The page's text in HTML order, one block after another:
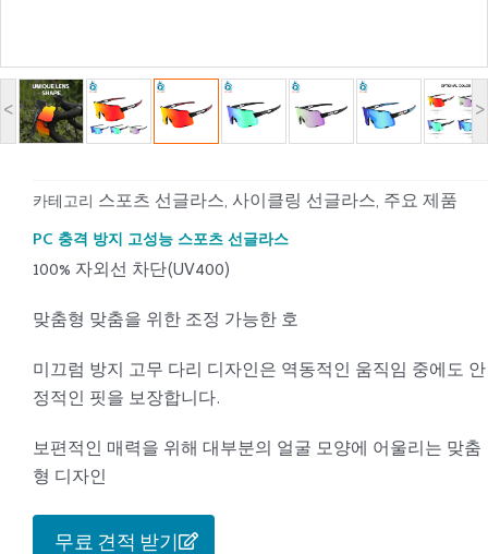
< >
카테고리 스포츠 선글라스, 사이클링 선글라스, 주요 제품
PC 충격 방지 고성능 스포츠 선글라스
100% 자외선 차단(UV400)
맞춤형 맞춤을 위한 조정 가능한 호
미끄럼 방지 고무 다리 디자인은 역동적인 움직임 중에도 안
정적인 핏을 보장합니다.
보편적인 매력을 위해 대부분의 얼굴 모양에 어울리는 맞춤
형 디자인
무료 견적 받기